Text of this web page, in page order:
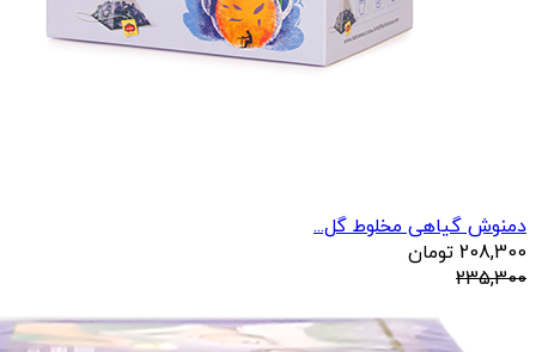
دمنوش گیاهی مخلوط گل...
208,300 تومان
235,300